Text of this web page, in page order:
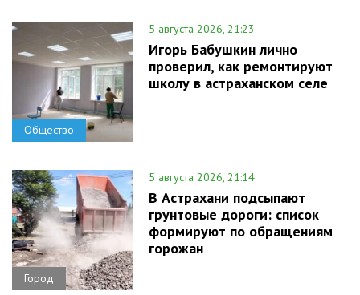
Общество
5 августа 2026, 21:23
Игорь Бабушкин лично
проверил, как ремонтируют
школу в астраханском селе
Город
5 августа 2026, 21:14
В Астрахани подсыпают
грунтовые дороги: список
формируют по обращениям
горожан